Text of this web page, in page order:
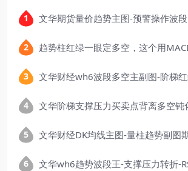
文华阶梯支撑压力买卖点背离多空钝
文华wh6趋势波段王-支撑压力转折-